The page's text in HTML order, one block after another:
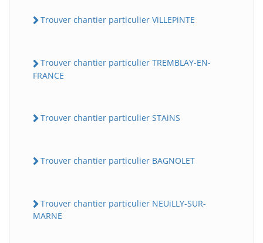
Trouver chantier particulier ViLLEPiNTE
Trouver chantier particulier TREMBLAY-EN-
FRANCE
Trouver chantier particulier STAiNS
Trouver chantier particulier BAGNOLET
Trouver chantier particulier NEUiLLY-SUR-
MARNE